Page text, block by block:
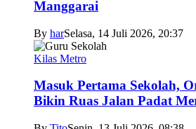
Manggarai
By harSelasa, 14 Juli 2026, 20:37
Kilas Metro
Masuk Pertama Sekolah,
Bikin Ruas Jalan Padat